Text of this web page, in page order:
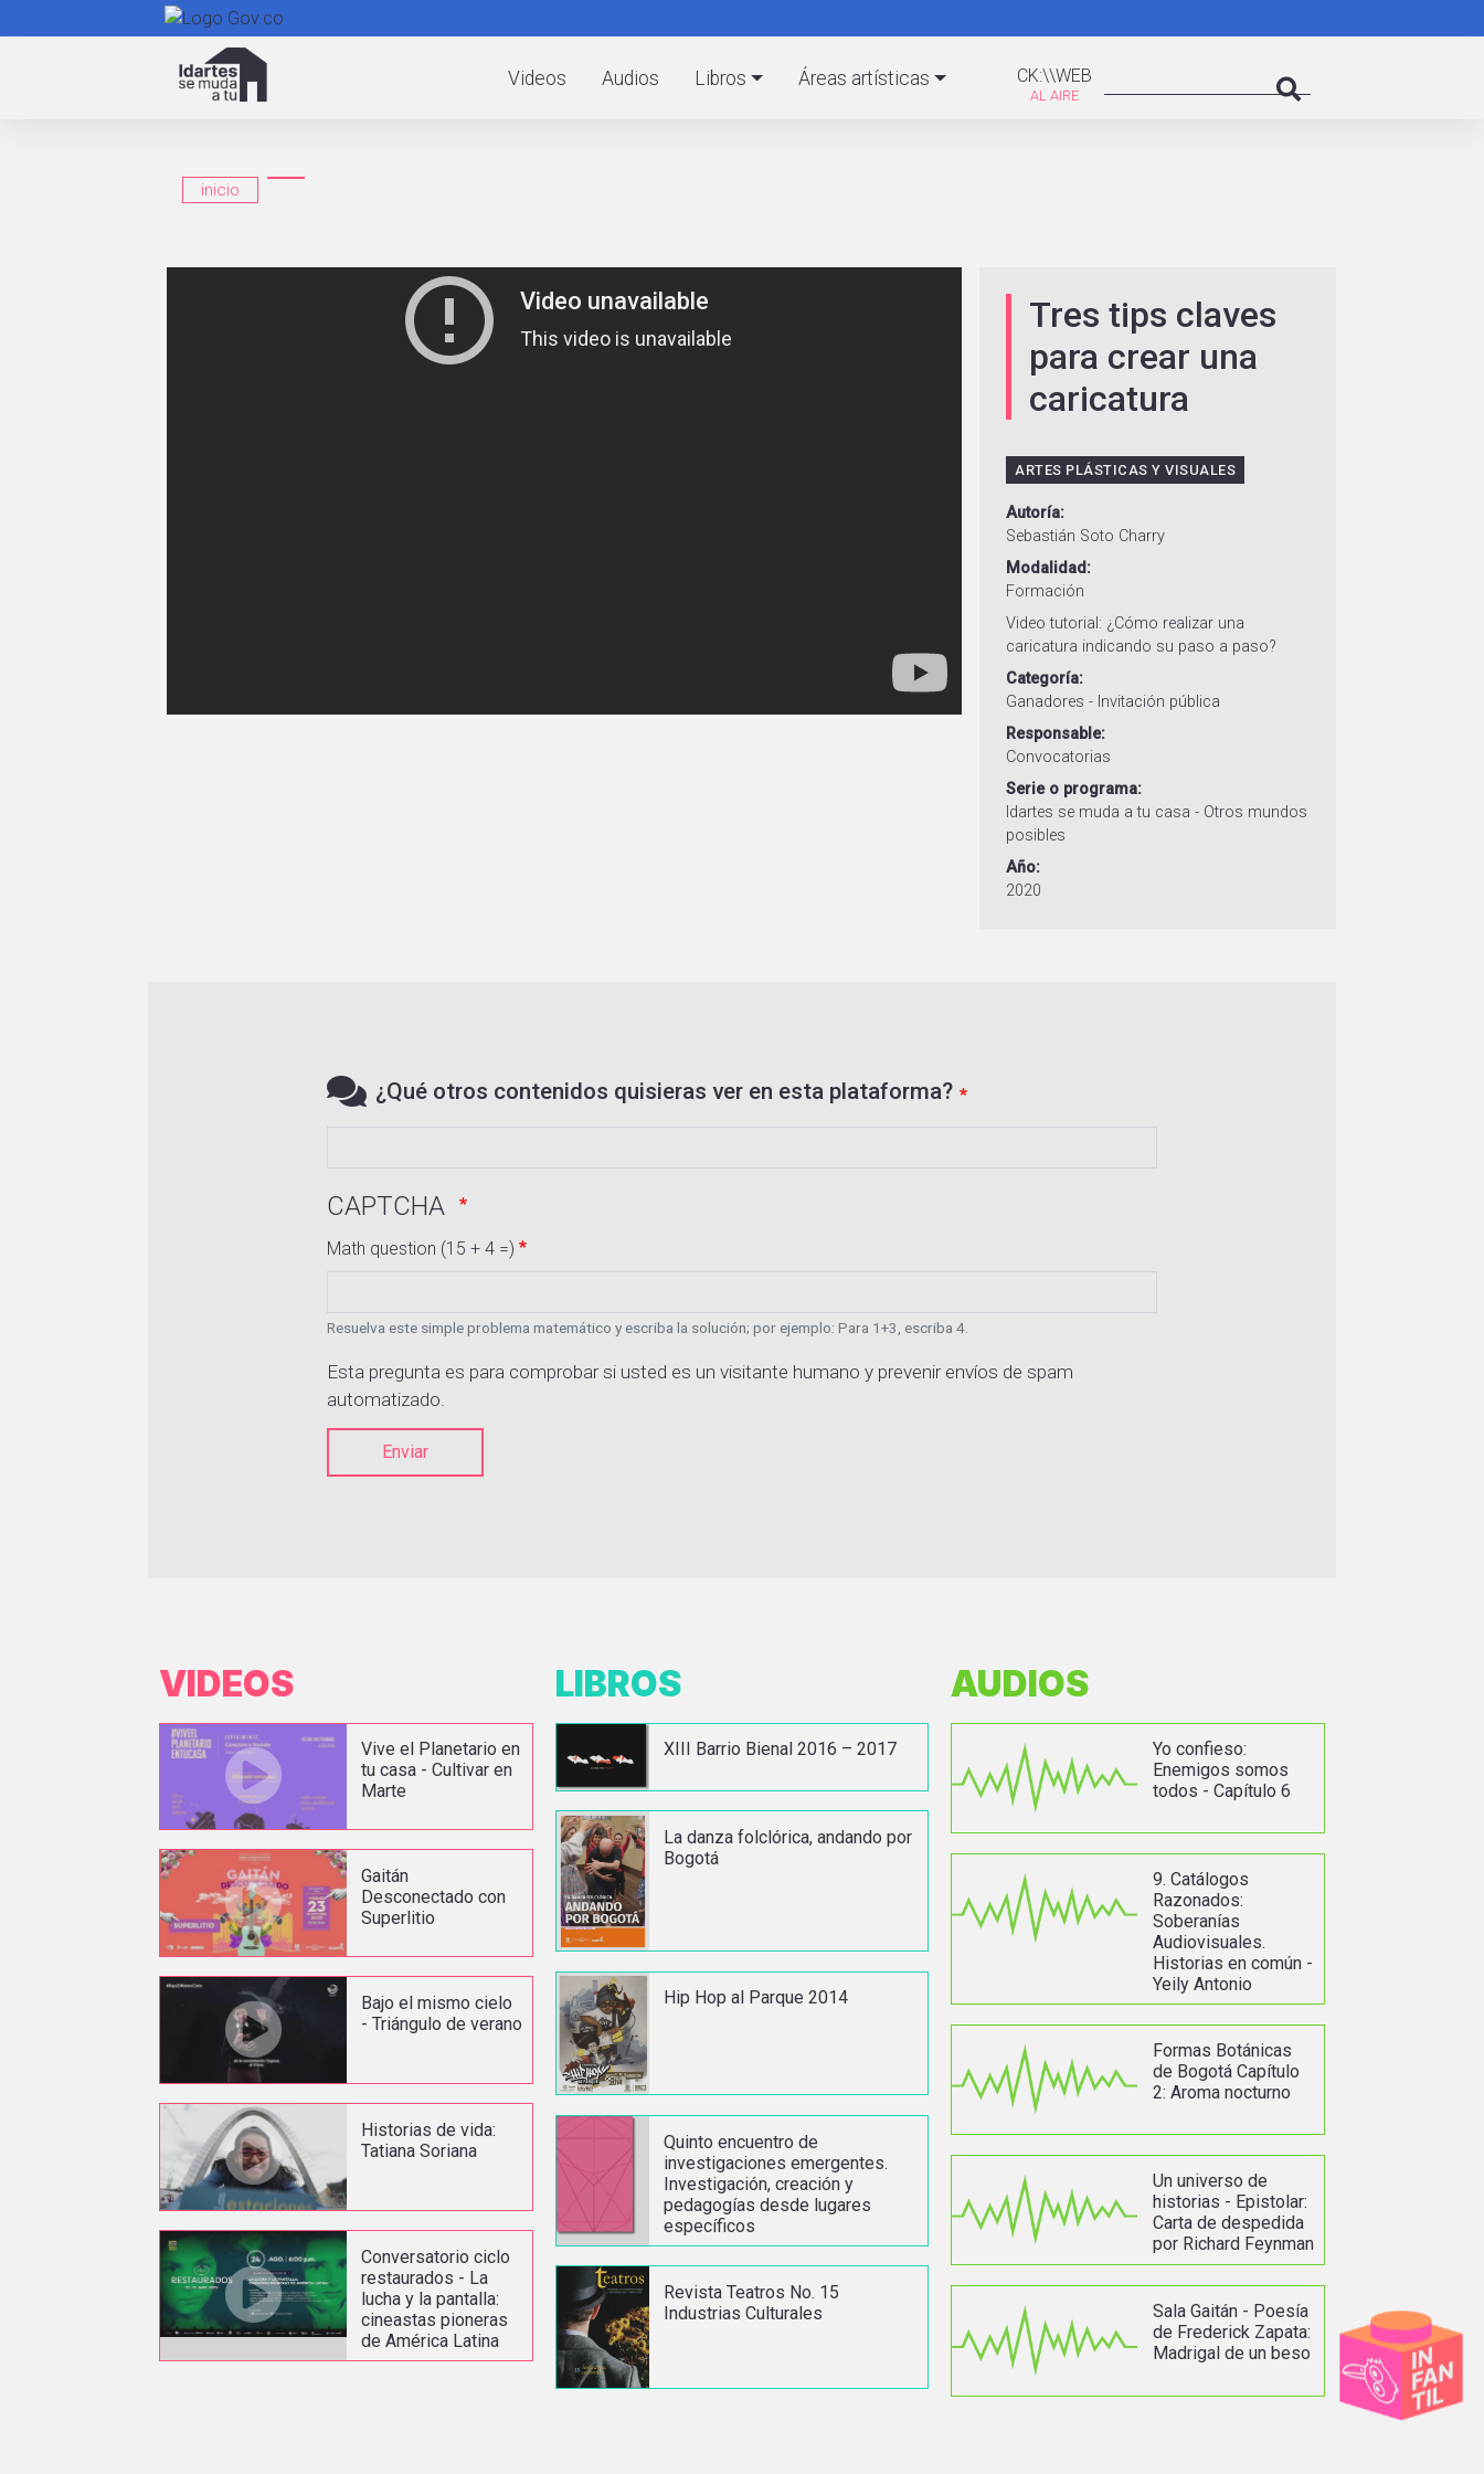
al
contenido
CK:\WEB
CK:\\WEB
Videos Audios Libros Áreas artísticas
inicio
Tres tips claves
para crear una
caricatura
ARTES PLÁSTICAS Y VISUALES
Autoría
Sebastián Soto Charry
Modalidad
Formación
Video tutorial: ¿Cómo realizar una
caricatura indicando su paso a paso?
Categoría
Ganadores - Invitación pública
Responsable
Convocatorias
Serie o programa
Idartes se muda a tu casa - Otros mundos
posibles
Año
2020
¿Qué otros contenidos quisieras ver en esta plataforma?
CAPTCHA
Math question (15 + 4 =)
Resuelva este simple problema matemático y escriba la solución; por ejemplo: Para 1+3, escriba 4.
Esta pregunta es para comprobar si usted es un visitante humano y prevenir envíos de spam
automatizado.
Enviar
VIDEOS
Vive el Planetario en
tu casa - Cultivar en
Marte
Gaitán
Desconectado con
Superlitio
Bajo el mismo cielo
- Triángulo de verano
Historias de vida:
Tatiana Soriana
Conversatorio ciclo
restaurados - La
lucha y la pantalla:
cineastas pioneras
de América Latina
LIBROS
XIII Barrio Bienal 2016 – 2017
La danza folclórica, andando por
Bogotá
Hip Hop al Parque 2014
Quinto encuentro de
investigaciones emergentes.
Investigación, creación y
pedagogías desde lugares
específicos
Revista Teatros No. 15
Industrias Culturales
AUDIOS
Yo confieso:
Enemigos somos
todos - Capítulo 6
9. Catálogos
Razonados:
Soberanías
Audiovisuales.
Historias en común -
Yeily Antonio
Formas Botánicas
de Bogotá Capítulo
2: Aroma nocturno
Un universo de
historias - Epistolar:
Carta de despedida
por Richard Feynman
Sala Gaitán - Poesía
de Frederick Zapata:
Madrigal de un beso